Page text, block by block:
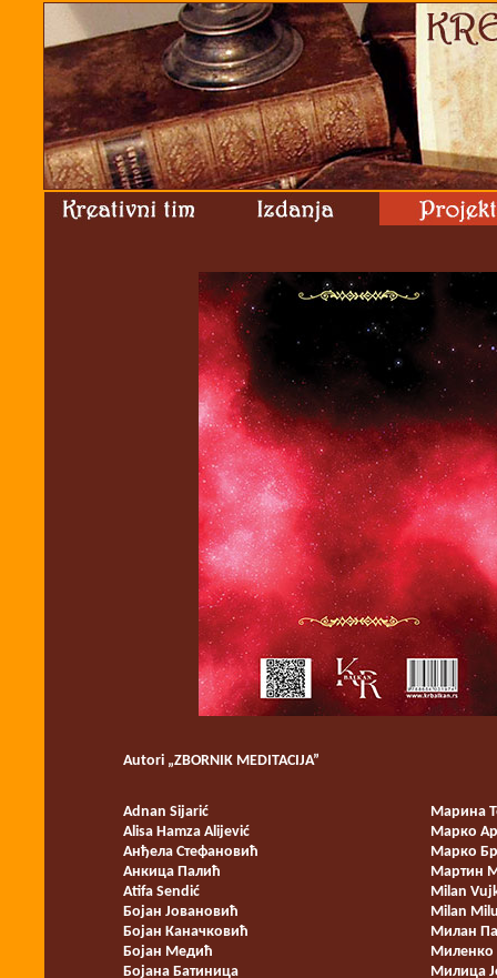
Autori „ZBORNIK MEDITACIJA”
Adnan Sijarić
Alisa Hamza Alijević
Анђела Стефановић
Анкица Палић
Atifa Sendić
Бојан Јовановић
Бојан Каначковић
Бојан Медић
Бојана Батиница
Марина
Марко
Марко
Мартин
Milan
Milan
Милан
Миленко
Милица